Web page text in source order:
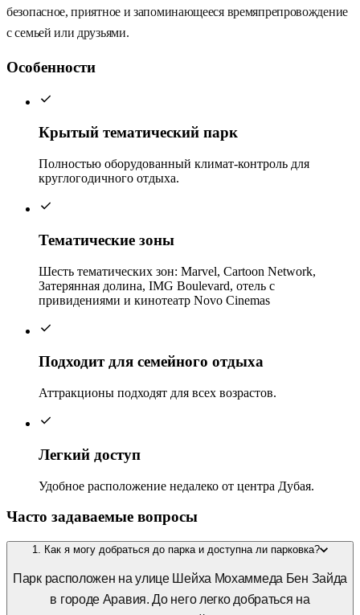
безопасное, приятное и запоминающееся времяпрепровождение
с семьей или друзьями.
Особенности
Крытый тематический парк
Полностью оборудованный климат-контроль для
круглогодичного отдыха.
Тематические зоны
Шесть тематических зон: Marvel, Cartoon Network,
Затерянная долина, IMG Boulevard, отель с
привидениями и кинотеатр Novo Cinemas
Подходит для семейного отдыха
Аттракционы подходят для всех возрастов.
Легкий доступ
Удобное расположение недалеко от центра Дубая.
Часто задаваемые вопросы
1. Как я могу добраться до парка и доступна ли парковка?
Парк расположен на улице Шейха Мохаммеда Бен Зайда
в городе Аравия. До него легко добраться на